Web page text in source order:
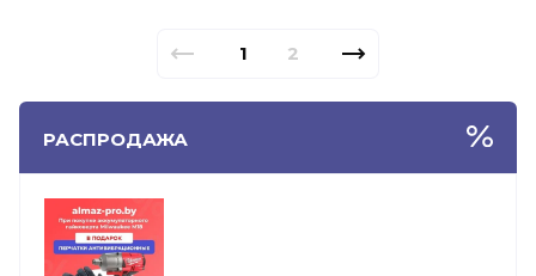
РАСПРОДАЖА
1 2